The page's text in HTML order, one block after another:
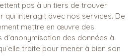
pas à un tiers de trouver
qui interagit avec nos services. De
mettre en œuvre des
des données à
traite pour mener à bien son